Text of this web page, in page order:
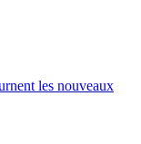
les nouveaux